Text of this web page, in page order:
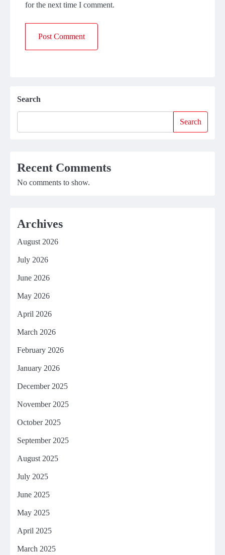
for the next time I comment.
Search
Search
Recent Comments
No comments to show.
Archives
August 2026
July 2026
June 2026
May 2026
April 2026
March 2026
February 2026
January 2026
December 2025
November 2025
October 2025
September 2025
August 2025
July 2025
June 2025
May 2025
April 2025
March 2025